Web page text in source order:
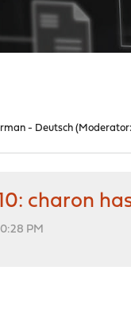
- Deutsch (Moderator:
charon
PM